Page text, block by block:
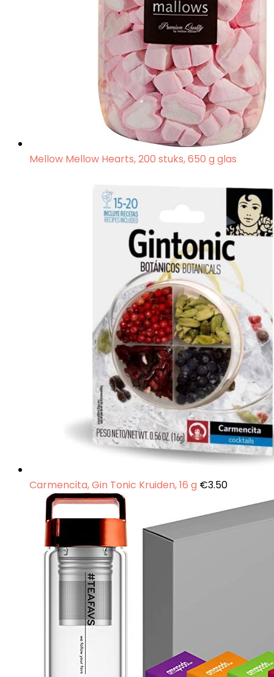
Mellow Mellow Hearts, 200 stuks, 650 g glas
Carmencita, Gin Tonic Kruiden, 16 g €3.50